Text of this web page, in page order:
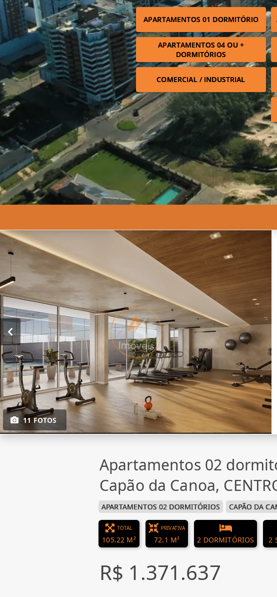
APARTAMENTOS 01 DORMITÓRIO
APARTAMENTOS 04 OU +
DORMITÓRIOS
COMERCIAL / INDUSTRIAL
11 FOTOS
Apartamentos 02
Capão da Canoa,
APARTAMENTOS 02 DORMITÓRIOS CAPÃO DA
TOTAL
105.22 M²
PRIVATIVA
72.1 M² 2 DORMITÓRIOS 2
R$ 1.371.637